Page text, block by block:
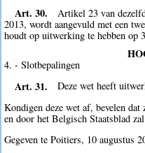
Art. 30.
Artikel 23 van
2013, wordt aangevuld met een
houdt op uitwerking te hebben op
4. - Slotbepalingen
Art. 31.
Deze wet heeft
Kondigen deze wet af, bevelen
en door het Belgisch Staatsblad
Gegeven te Poitiers, 10 augustus